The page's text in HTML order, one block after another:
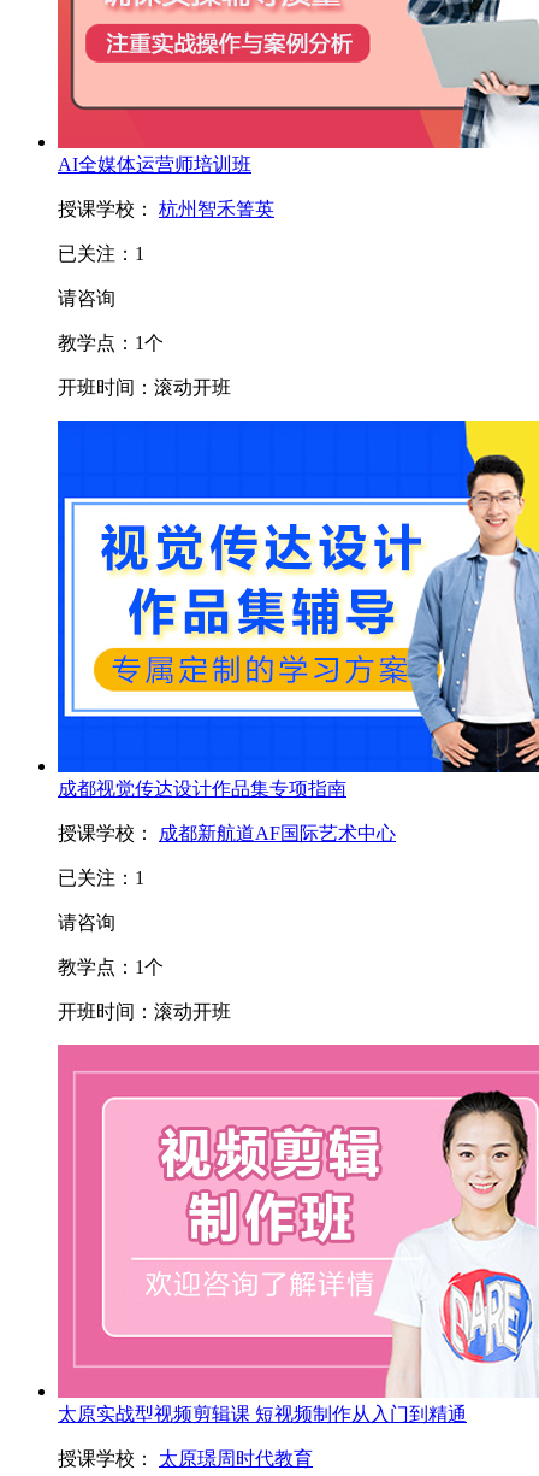
AI全媒体运营师培训班
授课学校： 杭州智禾箐英
已关注： 1
请咨询
教学点： 1个
开班时间： 滚动开班
成都视觉传达设计作品集专项指南
授课学校： 成都新航道AF国际艺术中心
已关注： 1
请咨询
教学点： 1个
开班时间： 滚动开班
太原实战型视频剪辑课 短视频制作从入门到精通
授课学校： 太原璟周时代教育